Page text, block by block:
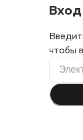
Вход
чтобы